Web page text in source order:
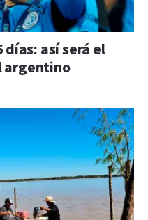
días: así será el
argentino